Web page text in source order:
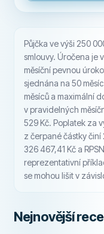
Půjčka ve výši 250
smlouvy. Úročena je
měsíční pevnou
sjednána na 50
měsíců a maximální
v pravidelných
529 Kč. Poplatek za
z čerpané částky
326 467,41 Kč a
reprezentativní
se mohou lišit v
Nejnovější